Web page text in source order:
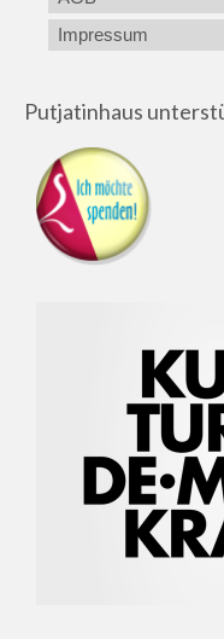
Impressum
Putjatinhaus